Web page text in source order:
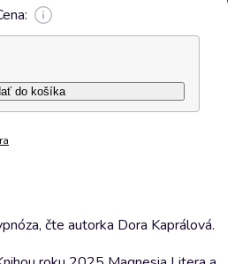
do košíka
čte autorka Dora Kaprálová.